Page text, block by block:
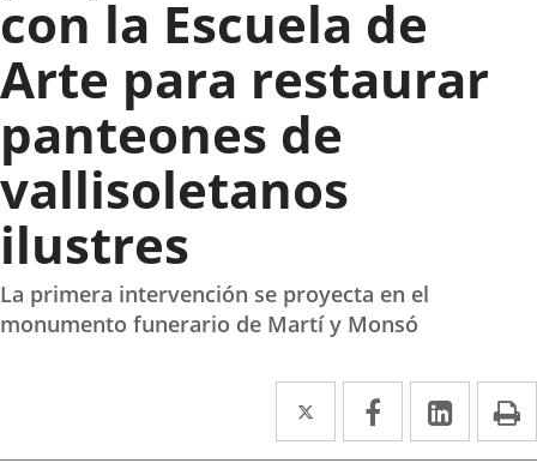
con la Escuela de
Arte para restaurar
panteones de
vallisoletanos
ilustres
La primera intervención se proyecta en el
monumento funerario de Martí y Monsó
Twitter
Enlace
a
Facebook
Enlace
a
Enlace
a